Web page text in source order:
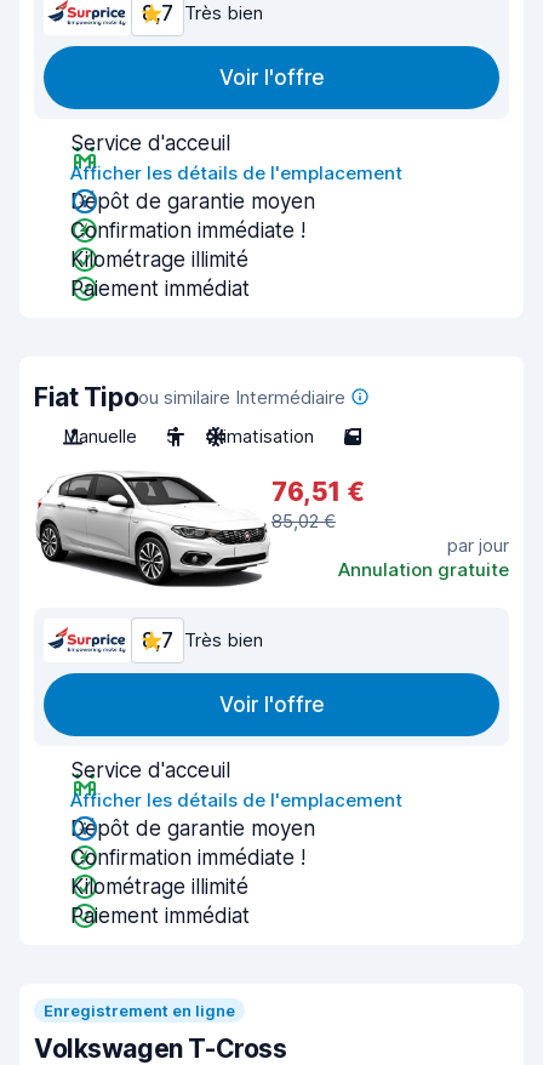
8,7 Très bien
Voir l'offre
Service d'acceuil
Afficher les détails de l'emplacement
Dépôt de garantie moyen
Confirmation immédiate !
Kilométrage illimité
Paiement immédiat
Fiat Tipoou similaire Intermédiaire
Manuelle
5 Climatisation 5
76,51 €
85,02 €
par jour
Annulation gratuite
8,7 Très bien
Voir l'offre
Service d'acceuil
Afficher les détails de l'emplacement
Dépôt de garantie moyen
Confirmation immédiate !
Kilométrage illimité
Paiement immédiat
Enregistrement en ligne
Volkswagen T-Cross